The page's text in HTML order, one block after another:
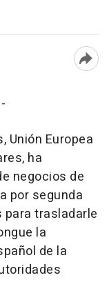
Unión Europea
ha
negocios de
por segunda
trasladarle
la
de la